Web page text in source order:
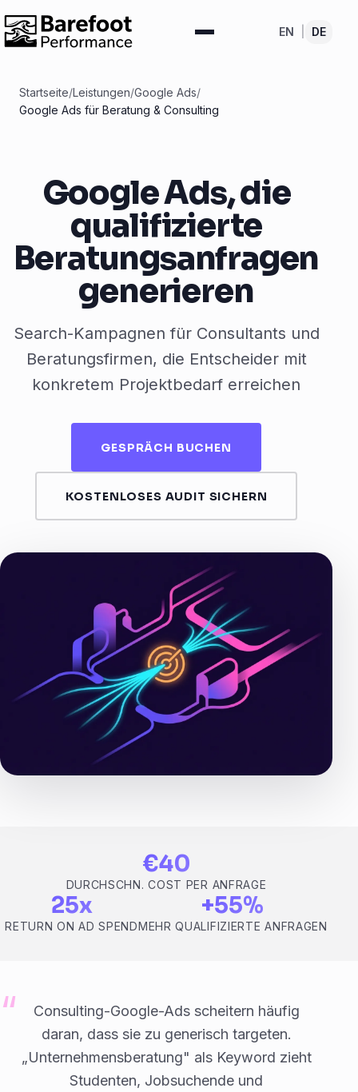
EN DE
Startseite/Leistungen/Google Ads/
Google Ads für Beratung & Consulting
Google Ads, die
qualifizierte
Beratungsanfragen
generieren
Search-Kampagnen für Consultants und
Beratungsfirmen, die Entscheider mit
konkretem Projektbedarf erreichen
GESPRÄCH BUCHEN
KOSTENLOSES AUDIT SICHERN
€40
DURCHSCHN. COST PER ANFRAGE
25x
RETURN ON AD SPEND
+55%
MEHR QUALIFIZIERTE ANFRAGEN
Consulting-Google-Ads scheitern häufig
daran, dass sie zu generisch targeten.
„Unternehmensberatung" als Keyword zieht
Studenten, Jobsuchende und